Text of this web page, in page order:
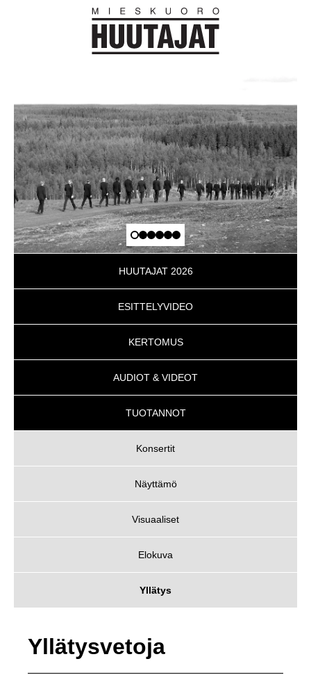
HUUTAJAT 2026
ESITTELYVIDEO
KERTOMUS
AUDIOT & VIDEOT
TUOTANNOT
Konsertit
Näyttämö
Visuaaliset
Elokuva
Yllätys
Yllätysvetoja